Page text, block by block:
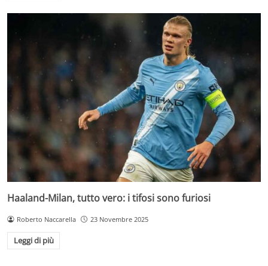
Haaland-Milan, tutto vero: i tifosi sono furiosi
Roberto Naccarella 23 Novembre 2025
Leggi di più